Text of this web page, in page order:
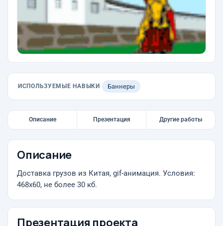
ИСПОЛЬЗУЕМЫЕ НАВЫКИ Баннеры
Описание Презентация Другие работы
Описание
Доставка грузов из Китая, gif-анимация. Условия:
468х60, не более 30 кб.
Презентация проекта